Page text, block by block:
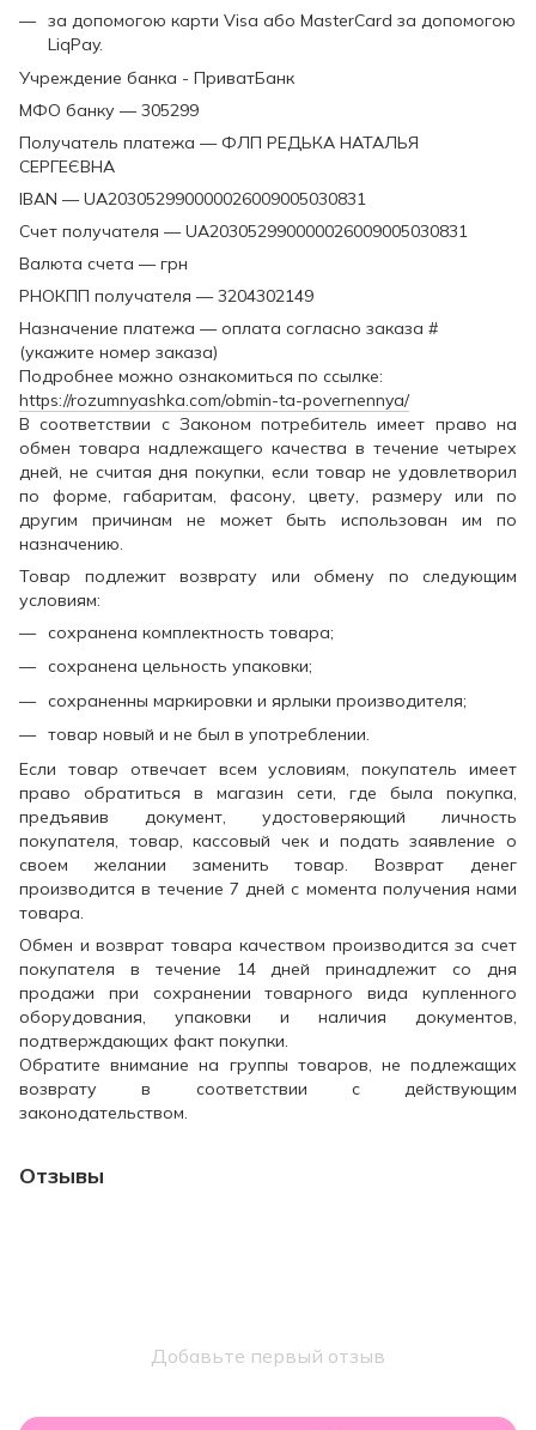
за допомогою карти Visa або MasterCard за допомогою
LiqPay.
Учреждение банка - ПриватБанк
МФО банку — 305299
Получатель платежа — ФЛП РЕДЬКА НАТАЛЬЯ
СЕРГЕЄВНА
IBAN — UA203052990000026009005030831
Счет получателя — UA203052990000026009005030831
Валюта счета — грн
РНОКПП получателя — 3204302149
Назначение платежа — оплата согласно заказа #
(укажите номер заказа)
Подробнее можно ознакомиться по ссылке:
https://rozumnyashka.com/obmin-ta-povernennya/
В соответствии с Законом потребитель имеет право на
обмен товара надлежащего качества в течение четырех
дней, не считая дня покупки, если товар не удовлетворил
по форме, габаритам, фасону, цвету, размеру или по
другим причинам не может быть использован им по
назначению.
Товар подлежит возврату или обмену по следующим
условиям:
сохранена комплектность товара;
сохранена цельность упаковки;
сохраненны маркировки и ярлыки производителя;
товар новый и не был в употреблении.
Если товар отвечает всем условиям, покупатель имеет
право обратиться в магазин сети, где была покупка,
предъявив документ, удостоверяющий личность
покупателя, товар, кассовый чек и подать заявление о
своем желании заменить товар. Возврат денег
производится в течение 7 дней с момента получения нами
товара.
Обмен и возврат товара качеством производится за счет
покупателя в течение 14 дней принадлежит со дня
продажи при сохранении товарного вида купленного
оборудования, упаковки и наличия документов,
подтверждающих факт покупки.
Обратите внимание на группы товаров, не подлежащих
возврату в соответствии с действующим
законодательством.
Отзывы
Добавьте первый отзыв